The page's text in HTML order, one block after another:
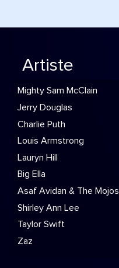
Artiste
Mighty Sam McClain
Jerry Douglas
Charlie Puth
Louis Armstrong
Lauryn Hill
Big Ella
Asaf Avidan & The Mojos
Shirley Ann Lee
Taylor Swift
Zaz